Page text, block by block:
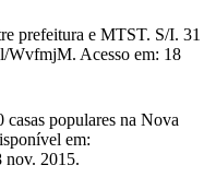
prefeitura e MTST. S/I. 31
WvfmjM. Acesso em: 18
populares na Nova
em:
nov. 2015.